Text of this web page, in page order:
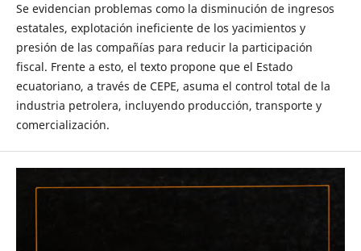
Se evidencian problemas como la disminución de ingresos
estatales, explotación ineficiente de los yacimientos y
presión de las compañías para reducir la participación
fiscal. Frente a esto, el texto propone que el Estado
ecuatoriano, a través de CEPE, asuma el control total de la
industria petrolera, incluyendo producción, transporte y
comercialización.